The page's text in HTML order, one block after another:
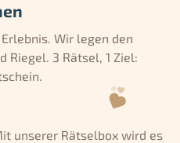
Wir legen den
Riegel. 3 Rätsel, 1 Ziel:
unserer Rätselbox wird es